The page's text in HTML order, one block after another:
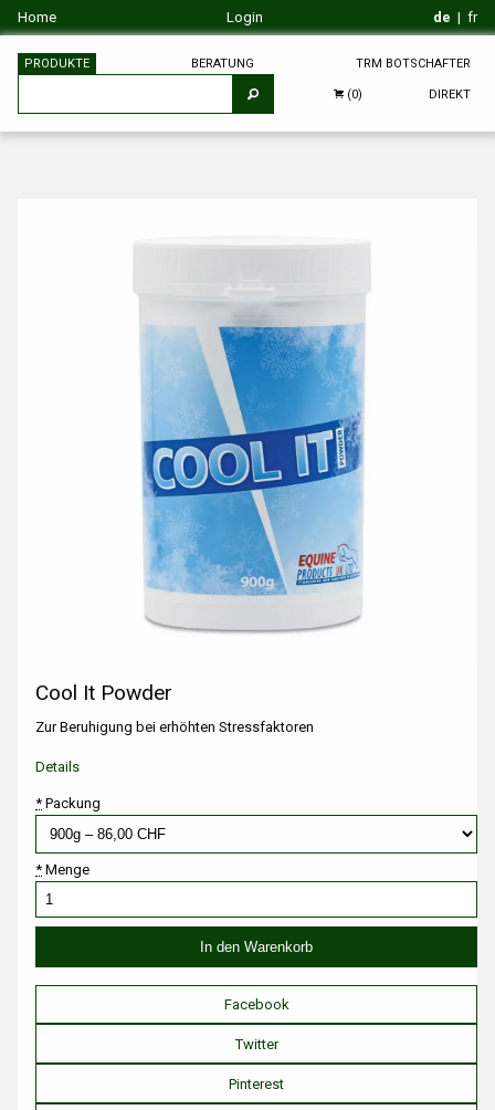
Home Login de | fr
PRODUKTE BERATUNG TRM BOTSCHAFTER
(0) DIREKT
Cool It Powder
Zur Beruhigung bei erhöhten Stressfaktoren
Details
* Packung
* Menge
Facebook
Twitter
Pinterest